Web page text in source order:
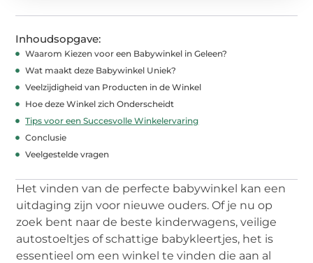
Inhoudsopgave:
Waarom Kiezen voor een Babywinkel in Geleen?
Wat maakt deze Babywinkel Uniek?
Veelzijdigheid van Producten in de Winkel
Hoe deze Winkel zich Onderscheidt
Tips voor een Succesvolle Winkelervaring
Conclusie
Veelgestelde vragen
Het vinden van de perfecte babywinkel kan een
uitdaging zijn voor nieuwe ouders. Of je nu op
zoek bent naar de beste kinderwagens, veilige
autostoeltjes of schattige babykleertjes, het is
essentieel om een winkel te vinden die aan al